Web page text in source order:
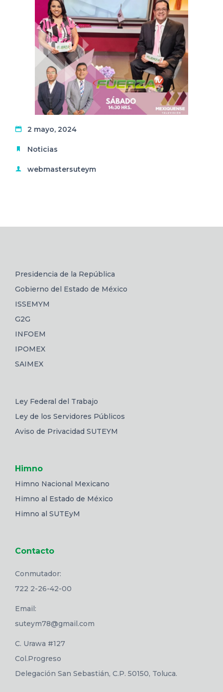
2 mayo, 2024
Noticias
webmastersuteym
Presidencia de la República
Gobierno del Estado de México
ISSEMYM
G2G
INFOEM
IPOMEX
SAIMEX
Ley Federal del Trabajo
Ley de los Servidores Públicos
Aviso de Privacidad SUTEYM
Himno
Himno Nacional Mexicano
Himno al Estado de México
Himno al SUTEyM
Contacto
Conmutador:
722 2-26-42-00
Email:
suteym78@gmail.com
C. Urawa #127
Col.Progreso
Delegación San Sebastián, C.P. 50150, Toluca.